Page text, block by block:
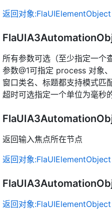
返回对象:FlaUIElementObject
所有参数可选（至少指定一个
参数@1可指定 process 对象
窗口类名、标题都支持模式匹
超时可选指定一个单位为毫秒
返回输入焦点所在节点
返回对象:FlaUIElementObject
返回对象:FlaUIElementObject